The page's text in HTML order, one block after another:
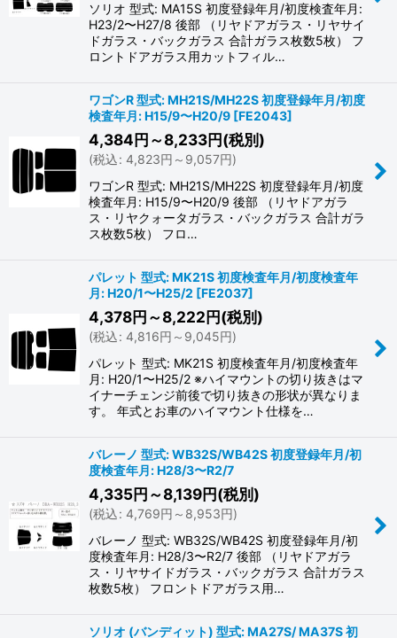
ソリオ 型式: MA15S 初度登録年月/初度検査年月:
H23/2〜H27/8 後部 （リヤドアガラス・リヤサイ
ドガラス・バックガラス 合計ガラス枚数5枚） フ
ロントドアガラス用カットフィル…
ワゴンR 型式: MH21S/MH22S 初度登録年月/初度
検査年月: H15/9〜H20/9 [FE2043]
4,384円～8,233円(税別)
(税込: 4,823円 ～9,057円)
ワゴンR 型式: MH21S/MH22S 初度登録年月/初度
検査年月: H15/9〜H20/9 後部 （リヤドアガラ
ス・リヤクォータガラス・バックガラス 合計ガラ
ス枚数5枚） フロ…
パレット 型式: MK21S 初度検査年月/初度検査年
月: H20/1〜H25/2 [FE2037]
4,378円～8,222円(税別)
(税込: 4,816円 ～9,045円)
パレット 型式: MK21S 初度検査年月/初度検査年
月: H20/1〜H25/2 ※ハイマウントの切り抜きはマ
イナーチェンジ前後で切り抜きの形状が異なりま
す。 年式とお車のハイマウント仕様を…
バレーノ 型式: WB32S/WB42S 初度登録年月/初
度検査年月: H28/3〜R2/7
4,335円～8,139円(税別)
(税込: 4,769円 ～8,953円)
バレーノ 型式: WB32S/WB42S 初度登録年月/初
度検査年月: H28/3〜R2/7 後部 （リヤドアガラ
ス・リヤサイドガラス・バックガラス 合計ガラス
枚数5枚） フロントドアガラス用…
ソリオ (バンディット) 型式: MA27S/ MA37S 初